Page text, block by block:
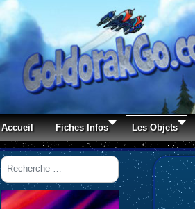
Accueil Fiches Infos Les Objets
Rechercher